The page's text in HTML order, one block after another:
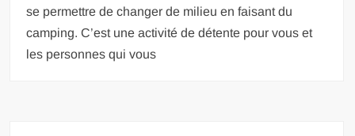
se permettre de changer de milieu en faisant du
camping. C’est une activité de détente pour vous et
les personnes qui vous